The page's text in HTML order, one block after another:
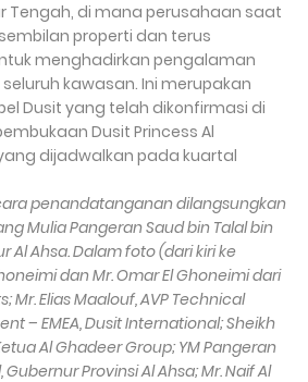
Tengah, di mana perusahaan saat
properti dan terus
menghadirkan pengalaman
kawasan. Ini merupakan
Dusit yang telah dikonfirmasi di
Dusit Princess Al
dijadwalkan pada kuartal
penandatanganan dilangsungkan
Mulia Pangeran Saud bin Talal bin
Al Ahsa. Dalam foto (dari kiri ke
dan Mr. Omar El Ghoneimi dari
Mr. Elias Maalouf, AVP Technical
– EMEA, Dusit International; Sheikh
Al Ghadeer Group; YM Pangeran
Gubernur Provinsi Al Ahsa; Mr. Naif Al